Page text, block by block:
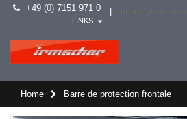
+49 (0) 7151 971 0
LINKS
Home Barre de protection frontale